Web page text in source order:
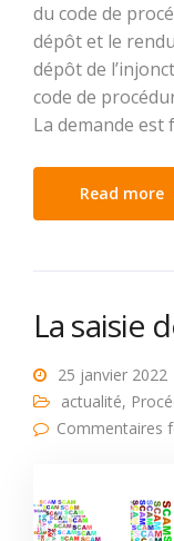
du code de
dépôt et le
dépôt de
code de
La demande
Read more
La saisie
25 janvier 2022
actualité,
Commentaires